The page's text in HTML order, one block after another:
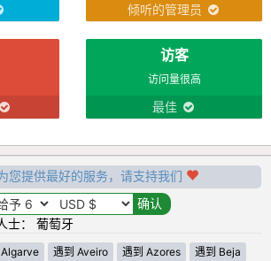
倾听的管理员
访客
访问量很高
最佳
您提供最好的服务，请支持我们
士： 葡萄牙
遇到 Aveiro 遇到 Azores 遇到 Beja